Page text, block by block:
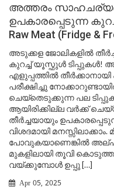
അത്തരം
ഉപകാരപ്പെടുന്ന
Raw Meat (Fridge &
അടുക്കള ജോലികളിൽ
കുറച്ച് യൂസ്ഫുൾ ടിപ്പുകൾ!
എളുപ്പത്തിൽ
പരീക്ഷിച്ചു
ചെയ്തെടുക്കുന്ന പല
ആയിരിക്കില്ല വർക്ക്
തീർച്ചയായും
വിശദമായി
പോവുകയാണെങ്കിൽ
മുകളിലായി തൂവി
വയ്ക്കുമ്പോൾ ഉപ്പു […]
Apr 05, 2025